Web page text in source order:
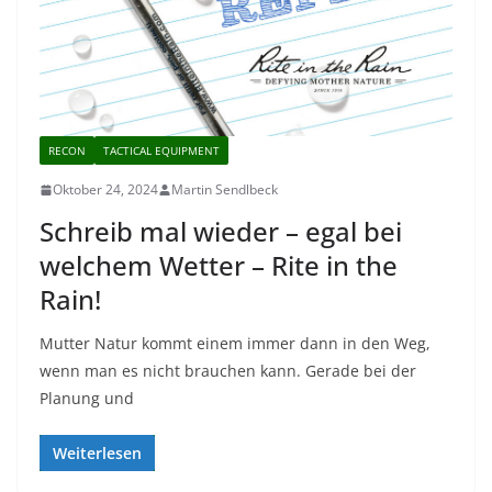
RECON TACTICAL EQUIPMENT
Oktober 24, 2024 Martin Sendlbeck
Schreib mal wieder – egal bei
welchem Wetter – Rite in the
Rain!
Mutter Natur kommt einem immer dann in den Weg,
wenn man es nicht brauchen kann. Gerade bei der
Planung und
Weiterlesen